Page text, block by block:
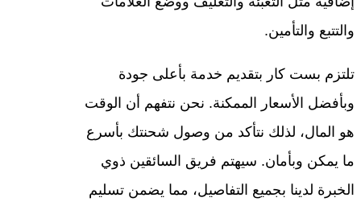
والتتبع والتأمين.
تلتزم بست كار بتقديم خدمة بأعلى جودة
وبأفضل الأسعار الممكنة. نحن نتفهم أن الوقت
هو المال، لذلك نتأكد من وصول شحنتك بأسرع
ما يمكن وبأمان. سيهتم فريق السائقين ذوي
الخبرة لدينا بجميع التفاصيل، مما يضمن تسليم